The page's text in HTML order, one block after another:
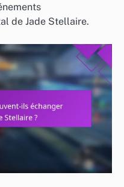
de Jade Stellaire.